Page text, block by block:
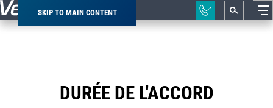
SKIP TO MAIN CONTENT
Breadcrumb
DURÉE DE L'ACCORD